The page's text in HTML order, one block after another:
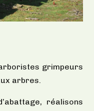
grimpeurs
arbres.
réalisons